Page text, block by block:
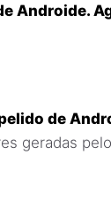
Androide.
de
geradas